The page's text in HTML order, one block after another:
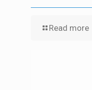
Read more